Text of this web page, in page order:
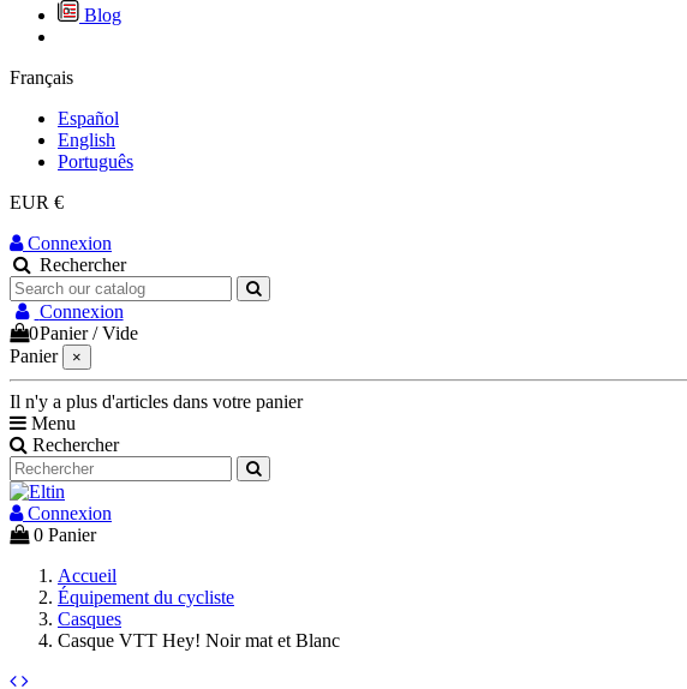
Blog
Français
Español
English
Português
EUR €
Connexion
Rechercher
Connexion
0Panier /Vide
Panier
×
Il n'y a plus d'articles dans votre panier
Menu
Rechercher
Connexion
0 Panier
Accueil
Équipement du cycliste
Casques
Casque VTT Hey! Noir mat et Blanc